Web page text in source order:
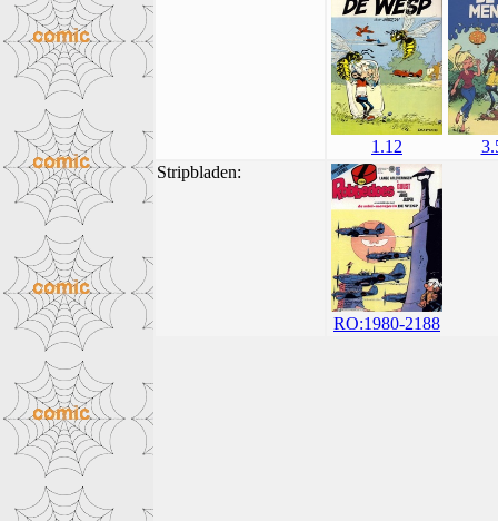
1.12
Stripbladen:
RO:1980-2188